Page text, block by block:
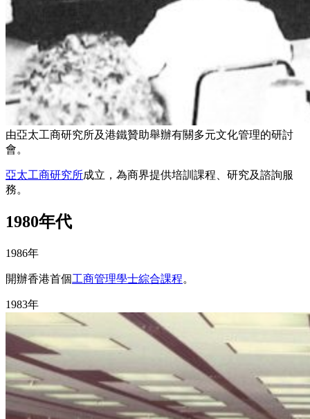
由亞太工商研究所及港鐵贊助舉辦有關多元文化管理的研討
會。
亞太工商研究所成立，為商界提供培訓課程、研究及諮詢服
務。
1980年代
1986年
開辦香港首個工商管理學士綜合課程。
1983年